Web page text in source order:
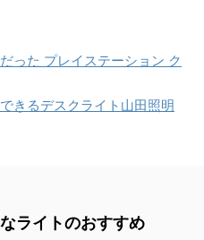
った プレイステーション ク
きるデスクライト山田照明
ライトのおすすめ